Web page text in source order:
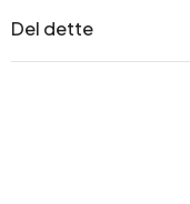
Del dette